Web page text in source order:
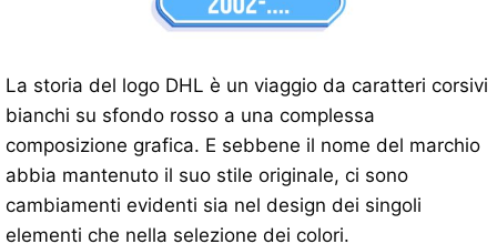
La storia del logo DHL è un viaggio da caratteri corsivi
bianchi su sfondo rosso a una complessa
composizione grafica. E sebbene il nome del marchio
abbia mantenuto il suo stile originale, ci sono
cambiamenti evidenti sia nel design dei singoli
elementi che nella selezione dei colori.